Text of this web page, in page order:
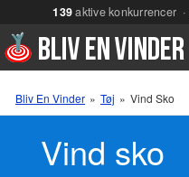
139aktive konkurrencer
Bliv En Vinder » Tøj » Vind Sko
Vind sko